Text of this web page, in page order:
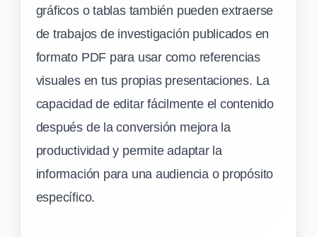
gráficos o tablas también pueden extraerse
de trabajos de investigación publicados en
formato PDF para usar como referencias
visuales en tus propias presentaciones. La
capacidad de editar fácilmente el contenido
después de la conversión mejora la
productividad y permite adaptar la
información para una audiencia o propósito
específico.